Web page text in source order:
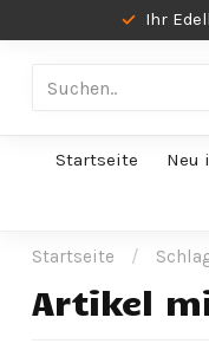
Ihr
Startseite Neu
Startseite /
Artikel